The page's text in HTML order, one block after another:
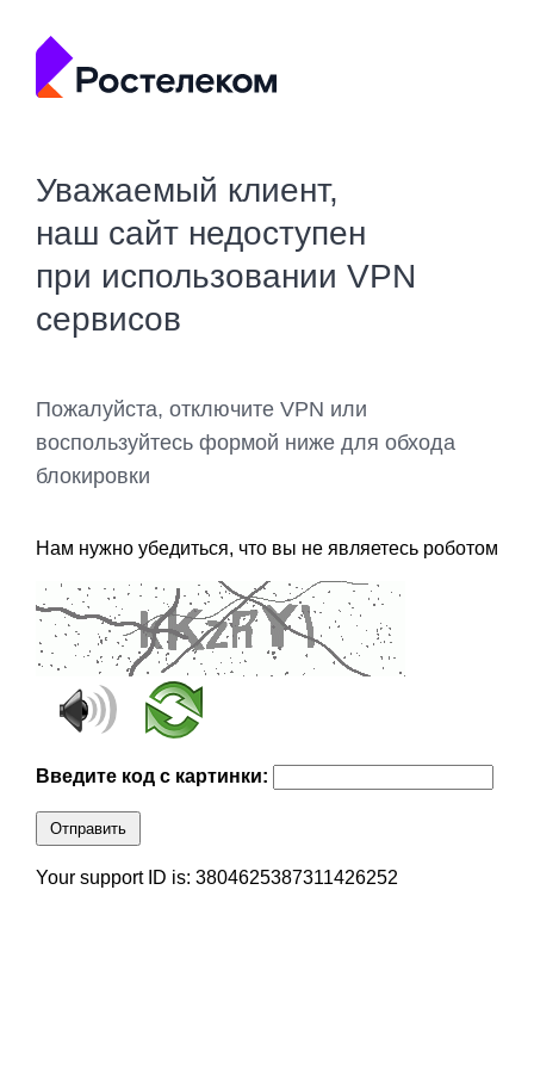
Уважаемый клиент,
наш сайт недоступен
при использовании VPN
сервисов
Пожалуйста, отключите VPN или
воспользуйтесь формой ниже для обхода
блокировки
Нам нужно убедиться, что вы не являетесь роботом
Введите код с картинки:
Отправить
Your support ID is: 3804625387311426252